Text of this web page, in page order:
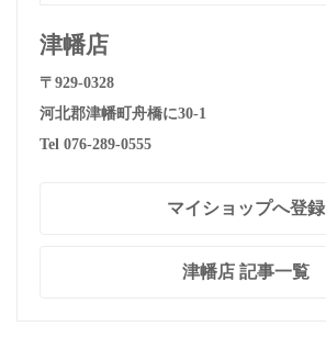
津幡店
〒929-0328
河北郡津幡町舟橋に30-1
Tel 076-289-0555
マイショップへ登録
津幡店 記事一覧